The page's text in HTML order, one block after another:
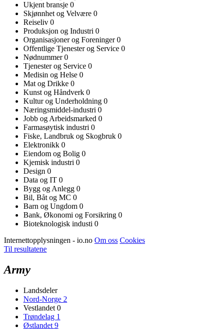
Ukjent bransje 0
Skjønnhet og Velvære 0
Reiseliv 0
Produksjon og Industri 0
Organisasjoner og Foreninger0
Offentlige Tjenester og Service 0
Nødnummer0
Tjenester og Service 0
Medisin og Helse 0
Mat og Drikke 0
Kunst og Håndverk 0
Kultur og Underholdning 0
Næringsmiddel-industri 0
Jobb og Arbeidsmarked 0
Farmasøytisk industri 0
Fiske, Landbruk og Skogbruk 0
Elektronikk 0
Eiendom og Bolig 0
Kjemisk industri 0
Design 0
Data og IT 0
Bygg og Anlegg 0
Bil, Båt og MC 0
Barn og Ungdom 0
Bank, Økonomi og Forsikring 0
Bioteknologisk industi 0
Internettopplysningen - io.no Om oss Cookies
Til resultatene
Army
Landsdeler
Nord-Norge 2
Vestlandet 0
Trøndelag 1
Østlandet 9